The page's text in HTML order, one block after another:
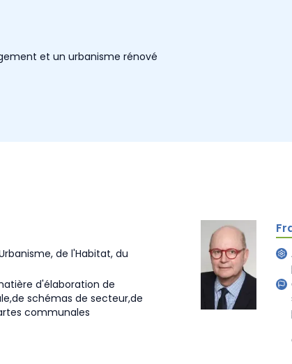
et un urbanisme rénové
de l'Habitat, du
d'élaboration de
schémas de secteur,de
communales